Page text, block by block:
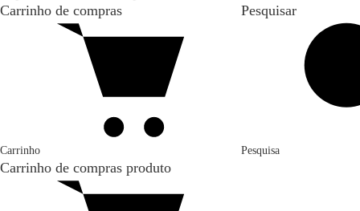
Carrinho de compras
Carrinho
Carrinho de compras produto
Pesquisar
Pesquisa